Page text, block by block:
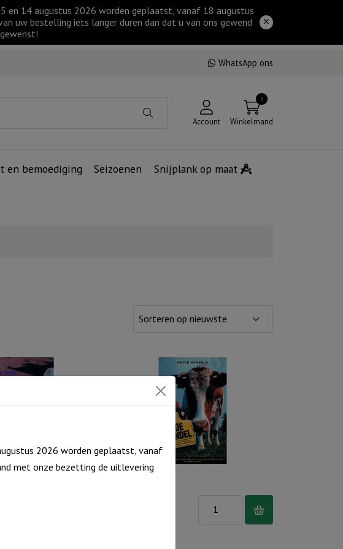
en 14 augustus 2026 worden geplaatst, vanaf 18 augustus
uw bestelling iets langer duren dan dat u van ons gewend
WhatsApp ons
Account
0
Winkelmand
en bemoediging Seizoenen Snijplank op maat
2026 worden geplaatst, vanaf
met onze bezetting de uitlevering